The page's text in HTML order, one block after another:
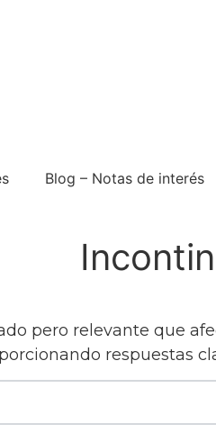
Blog – Notas de interés
pero relevante que
respuestas